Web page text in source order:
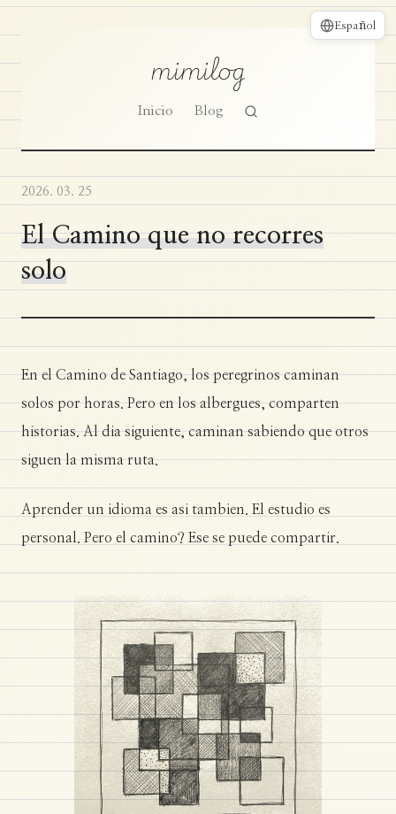
Español
mimilog
Inicio Blog
2026. 03. 25
El Camino que no recorres
solo
En el Camino de Santiago, los peregrinos caminan
solos por horas. Pero en los albergues, comparten
historias. Al dia siguiente, caminan sabiendo que otros
siguen la misma ruta.
Aprender un idioma es asi tambien. El estudio es
personal. Pero el camino? Ese se puede compartir.